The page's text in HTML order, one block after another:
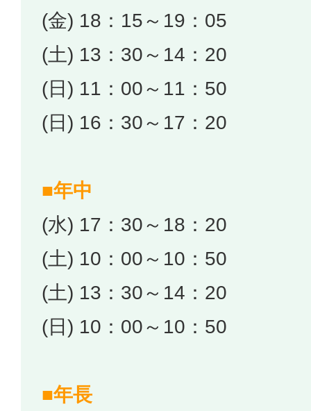
(金) 18：15～19：05
(土) 13：30～14：20
(日) 11：00～11：50
(日) 16：30～17：20
■年中
(水) 17：30～18：20
(土) 10：00～10：50
(土) 13：30～14：20
(日) 10：00～10：50
■年長